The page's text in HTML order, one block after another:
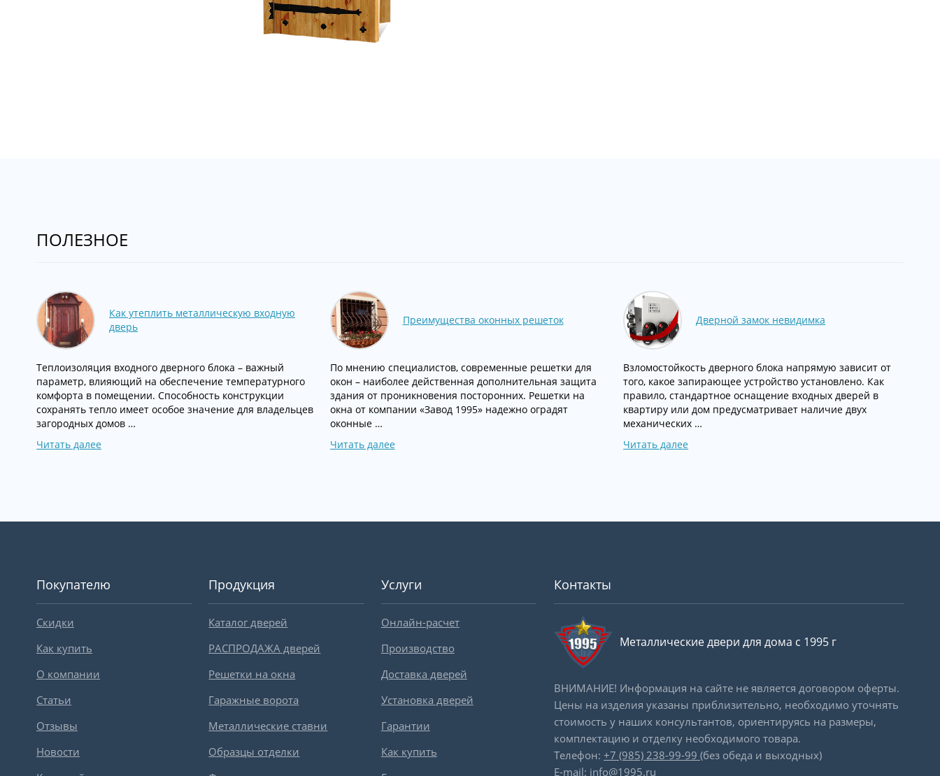
ПОЛЕЗНОЕ
Как утеплить металлическую входную
дверь
Теплоизоляция входного дверного блока – важный
параметр, влияющий на обеспечение температурного
комфорта в помещении. Способность конструкции
сохранять тепло имеет особое значение для владельцев
загородных домов …
Читать далее
Преимущества оконных решеток
По мнению специалистов, современные решетки для
окон – наиболее действенная дополнительная защита
здания от проникновения посторонних. Решетки на
окна от компании «Завод 1995» надежно оградят
оконные …
Читать далее
Дверной замок невидимка
Взломостойкость дверного блока напрямую зависит от
того, какое запирающее устройство установлено. Как
правило, стандартное оснащение входных дверей в
квартиру или дом предусматривает наличие двух
механических …
Читать далее
Покупателю
Скидки
Как купить
О компании
Статьи
Отзывы
Новости
Продукция
Каталог дверей
РАСПРОДАЖА дверей
Решетки на окна
Гаражные ворота
Металлические ставни
Образцы отделки
Услуги
Онлайн-расчет
Производство
Доставка дверей
Установка дверей
Гарантии
Как купить
Контакты
Металлические двери для дома с 1995 г
ВНИМАНИЕ! Информация на сайте не является договором оферты.
Цены на изделия указаны приблизительно, необходимо уточнять
стоимость у наших консультантов, ориентируясь на размеры,
комплектацию и отделку необходимого товара.
Телефон: +7 (985) 238-99-99 (без обеда и выходных)
E-mail: info@1995.ru